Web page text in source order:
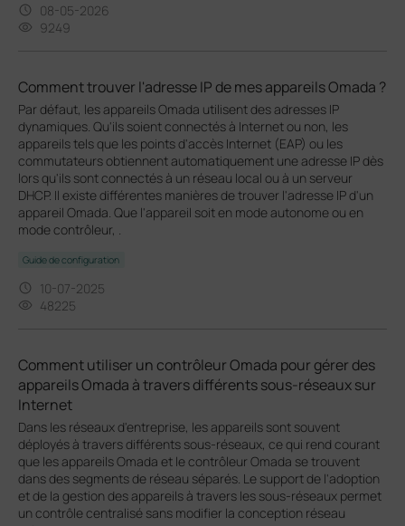
08-05-2026
9249
Comment trouver l'adresse IP de mes appareils Omada ?
Par défaut, les appareils Omada utilisent des adresses IP
dynamiques. Qu'ils soient connectés à Internet ou non, les
appareils tels que les points d'accès Internet (EAP) ou les
commutateurs obtiennent automatiquement une adresse IP dès
lors qu'ils sont connectés à un réseau local ou à un serveur
DHCP. Il existe différentes manières de trouver l'adresse IP d'un
appareil Omada. Que l'appareil soit en mode autonome ou en
mode contrôleur, .
Guide de configuration
10-07-2025
48225
Comment utiliser un contrôleur Omada pour gérer des
appareils Omada à travers différents sous-réseaux sur
Internet
Dans les réseaux d'entreprise, les appareils sont souvent
déployés à travers différents sous-réseaux, ce qui rend courant
que les appareils Omada et le contrôleur Omada se trouvent
dans des segments de réseau séparés. Le support de l'adoption
et de la gestion des appareils à travers les sous-réseaux permet
un contrôle centralisé sans modifier la conception réseau